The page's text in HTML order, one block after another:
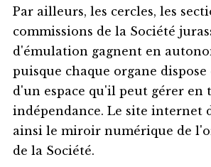
Par ailleurs, les cercles, les
commissions de la Société
d'émulation gagnent en
puisque chaque organe dispose
d'un espace qu'il peut gérer en
indépendance. Le site internet
ainsi le miroir numérique de
de la Société.